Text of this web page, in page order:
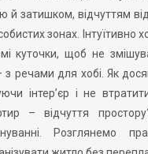
й затишком, відчуттям
зонах. Інтуїтивно
куточки, щоб не
речами для хобі. Як
інтер’єр і не
– відчуття
Розглянемо